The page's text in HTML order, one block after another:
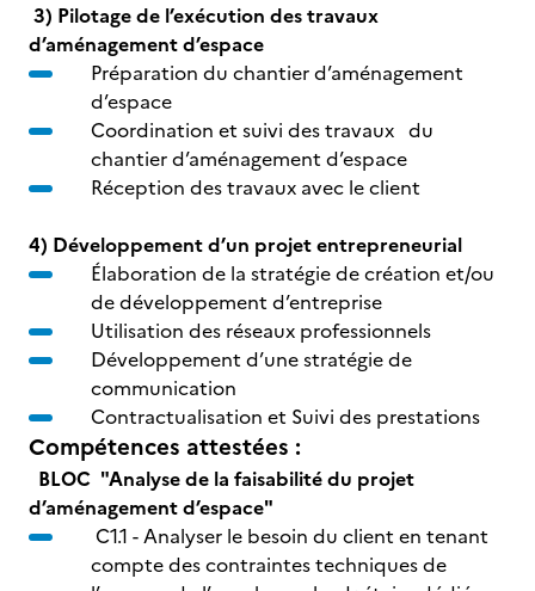
3) Pilotage de l’exécution des travaux
d’aménagement d’espace
Préparation du chantier d’aménagement
d’espace
Coordination et suivi des travaux du
chantier d’aménagement d’espace
Réception des travaux avec le client
4) Développement d’un projet entrepreneurial
Élaboration de la stratégie de création et/ou
de développement d’entreprise
Utilisation des réseaux professionnels
Développement d’une stratégie de
communication
Contractualisation et Suivi des prestations
Compétences attestées :
BLOC "Analyse de la faisabilité du projet
d’aménagement d’espace"
C1.1 - Analyser le besoin du client en tenant
compte des contraintes techniques de